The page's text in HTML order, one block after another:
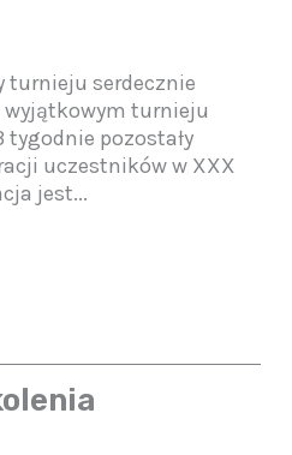
turnieju serdecznie
wyjątkowym turnieju
pozostały
uczestników w XXX
jest...